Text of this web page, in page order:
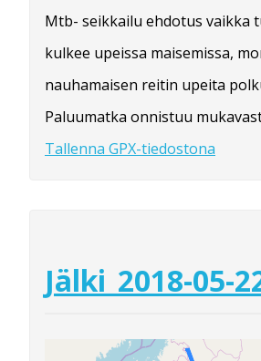
Mtb- seikkailu ehdotus vaikka
kulkee upeissa maisemissa,
nauhamaisen reitin upeita
Paluumatka onnistuu
Tallenna GPX-tiedostona
Jälki_2018-05-